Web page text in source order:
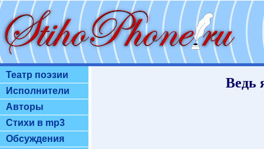
Театр поэзии
Исполнители
Авторы
Стихи в mp3
Обсуждения
Ведь